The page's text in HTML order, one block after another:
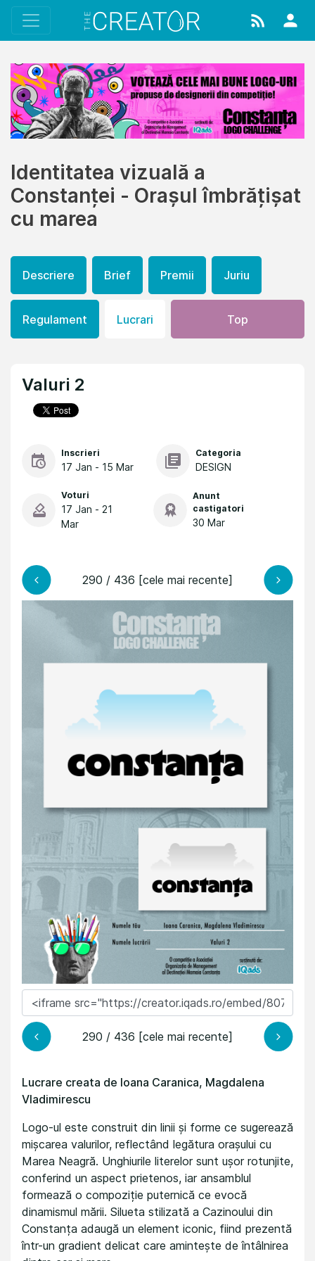
Identitatea vizuală a
Constanței - Orașul îmbrățișat
cu marea
Descriere Brief Premii Juriu
Regulament Lucrari Top
Valuri 2
Inscrieri
17 Jan - 15 Mar
Categoria
DESIGN
Voturi
17 Jan - 21
Mar
Anunt
castigatori
30 Mar
290 / 436 [cele mai recente]
290 / 436 [cele mai recente]
Lucrare creata de Ioana Caranica, Magdalena
Vladimirescu
Logo-ul este construit din linii și forme ce sugerează
mișcarea valurilor, reflectând legătura orașului cu
Marea Neagră. Unghiurile literelor sunt ușor rotunjite,
conferind un aspect prietenos, iar ansamblul
formează o compoziție puternică ce evocă
dinamismul mării. Silueta stilizată a Cazinoului din
Constanța adaugă un element iconic, fiind prezentă
într-un gradient delicat care amintește de întâlnirea